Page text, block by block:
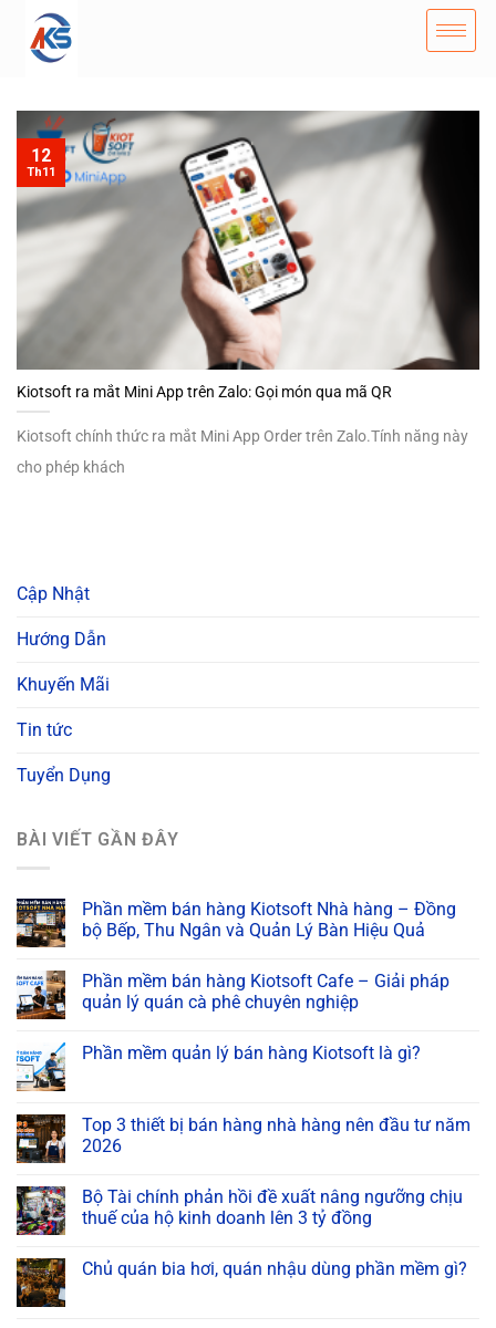
Kiotsoft ra mắt Mini App trên Zalo: Gọi món qua mã QR
Kiotsoft chính thức ra mắt Mini App Order trên Zalo.Tính năng này
cho phép khách
12
Th11
Cập Nhật
Hướng Dẫn
Khuyến Mãi
Tin tức
Tuyển Dụng
BÀI VIẾT GẦN ĐÂY
Phần mềm bán hàng Kiotsoft Nhà hàng – Đồng
bộ Bếp, Thu Ngân và Quản Lý Bàn Hiệu Quả
Phần mềm bán hàng Kiotsoft Cafe – Giải pháp
quản lý quán cà phê chuyên nghiệp
Phần mềm quản lý bán hàng Kiotsoft là gì?
Top 3 thiết bị bán hàng nhà hàng nên đầu tư năm
2026
Bộ Tài chính phản hồi đề xuất nâng ngưỡng chịu
thuế của hộ kinh doanh lên 3 tỷ đồng
Chủ quán bia hơi, quán nhậu dùng phần mềm gì?